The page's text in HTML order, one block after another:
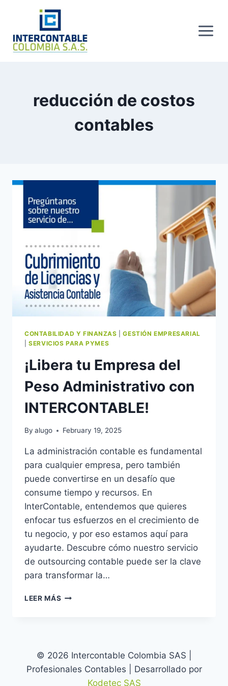
content
reducción de costos
contables
CONTABILIDAD Y FINANZAS |GESTIÓN EMPRESARIAL
|SERVICIOS PARA PYMES
¡Libera tu Empresa del
Peso Administrativo con
INTERCONTABLE!
By alugo February 19, 2025
La administración contable es fundamental
para cualquier empresa, pero también
puede convertirse en un desafío que
consume tiempo y recursos. En
InterContable, entendemos que quieres
enfocar tus esfuerzos en el crecimiento de
tu negocio, y por eso estamos aquí para
ayudarte. Descubre cómo nuestro servicio
de outsourcing contable puede ser la clave
para transformar la…
LEER MÁS ¡LIBERA
CON
INTERCONTABLE!
© 2026 Intercontable Colombia SAS |
Profesionales Contables | Desarrollado por
Kodetec SAS